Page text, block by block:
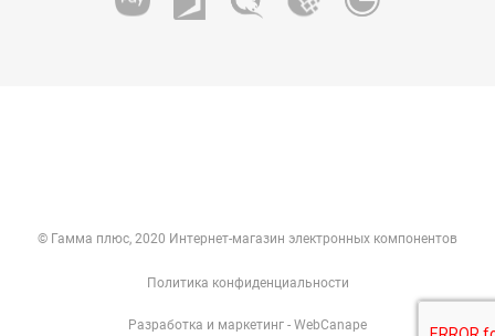
© Гамма плюс, 2020 Интернет-магазин электронных компонентов
Политика конфиденциальности
Разработка и маркетинг - WebCanape